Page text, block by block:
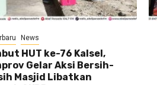
News
HUT ke-76 Kalsel,
Gelar Aksi Bersih-
Masjid Libatkan